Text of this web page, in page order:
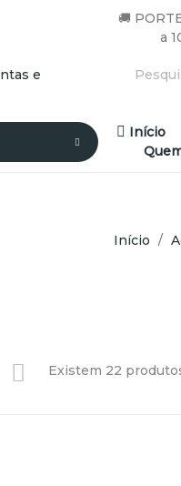
🚚
a
Início
Início
Existem 22